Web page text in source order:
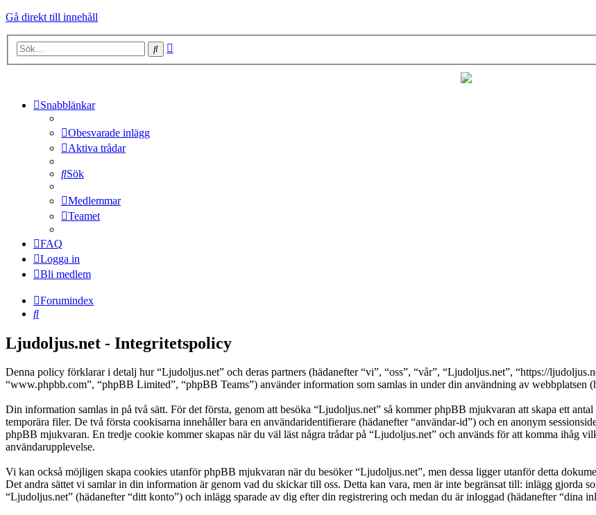
Gå direkt till innehåll
Sök
Snabblänkar
Obesvarade inlägg
Aktiva trådar
Sök
Medlemmar
Teamet
FAQ
Logga in
Bli medlem
Forumindex
Sök
Ljudoljus.net - Integritetspolicy
Denna policy förklarar i detalj hur “Ljudoljus.net” och deras partners (hädanefter “vi”, “oss”, “vår”, “Ljudoljus.net”, “https://
“www.phpbb.com”, “phpBB Limited”, “phpBB Teams”) använder information som samlas in under din användning av webbplatsen
Din information samlas in på två sätt. För det första, genom att besöka “Ljudoljus.net” så kommer phpBB mjukvaran att skapa ett
temporära filer. De två första cookisarna innehåller bara en användaridentifierare (hädanefter “användar-id”) och en anonym
phpBB mjukvaran. En tredje cookie kommer skapas när du väl läst några trådar på “Ljudoljus.net” och används för att komma ihåg
användarupplevelse.
Vi kan också möjligen skapa cookies utanför phpBB mjukvaran när du besöker “Ljudoljus.net”, men dessa ligger utanför detta
Det andra sättet vi samlar in din information är genom vad du skickar till oss. Detta kan vara, men är inte begränsat till: inlägg gjorda
“Ljudoljus.net” (hädanefter “ditt konto”) och inlägg sparade av dig efter din registrering och medan du är inloggad (hädanefter “dina